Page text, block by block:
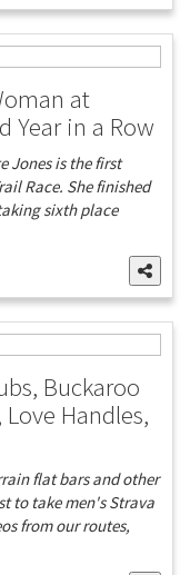
at
Year in a Row
Jones is the first
Race. She finished
sixth place
Buckaroo
Handles,
flat bars and other
to take men's Strava
from our routes,